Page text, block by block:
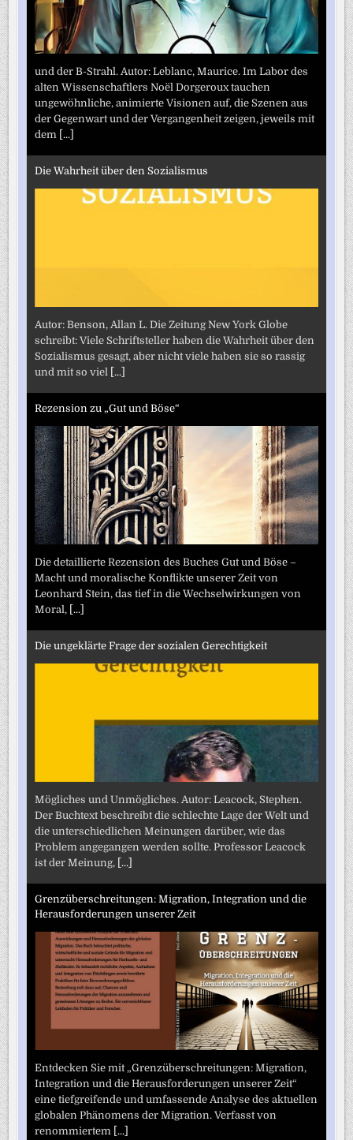
und der B-Strahl. Autor: Leblanc, Maurice. Im Labor des
alten Wissenschaftlers Noël Dorgeroux tauchen
ungewöhnliche, animierte Visionen auf, die Szenen aus
der Gegenwart und der Vergangenheit zeigen, jeweils mit
dem [...]
Die Wahrheit über den Sozialismus
Autor: Benson, Allan L. Die Zeitung New York Globe
schreibt: Viele Schriftsteller haben die Wahrheit über den
Sozialismus gesagt, aber nicht viele haben sie so rassig
und mit so viel [...]
Rezension zu „Gut und Böse“
Die detaillierte Rezension des Buches Gut und Böse –
Macht und moralische Konflikte unserer Zeit von
Leonhard Stein, das tief in die Wechselwirkungen von
Moral, [...]
Die ungeklärte Frage der sozialen Gerechtigkeit
Mögliches und Unmögliches. Autor: Leacock, Stephen.
Der Buchtext beschreibt die schlechte Lage der Welt und
die unterschiedlichen Meinungen darüber, wie das
Problem angegangen werden sollte. Professor Leacock
ist der Meinung, [...]
Grenzüberschreitungen: Migration, Integration und die
Herausforderungen unserer Zeit
Entdecken Sie mit „Grenzüberschreitungen: Migration,
Integration und die Herausforderungen unserer Zeit“
eine tiefgreifende und umfassende Analyse des aktuellen
globalen Phänomens der Migration. Verfasst von
renommiertem [...]